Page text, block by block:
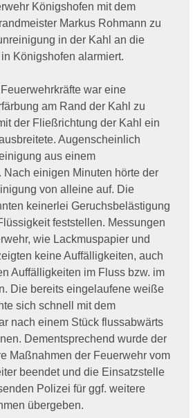
Königshofen mit dem
Markus Rohmann zu
in der Kahl an die
Königshofen alarmiert.
war eine
am Rand der Kahl zu
der Fließrichtung der Kahl ein
Augenscheinlich
aus einem
Nach einigen Minuten hörte der
von alleine auf. Die
keinerlei Geruchsbelästigung
feststellen. Messungen
wie Lackmuspapier und
keine Auffälligkeiten, auch
Auffälligkeiten im Fluss bzw. im
Die bereits eingelaufene weiße
sich schnell mit dem
nach einem Stück flussabwärts
Dementsprechend wurde der
Maßnahmen der Feuerwehr vom
beendet und die Einsatzstelle
Polizei für ggf. weitere
übergeben.